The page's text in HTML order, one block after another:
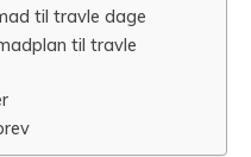
til travle dage
til travle